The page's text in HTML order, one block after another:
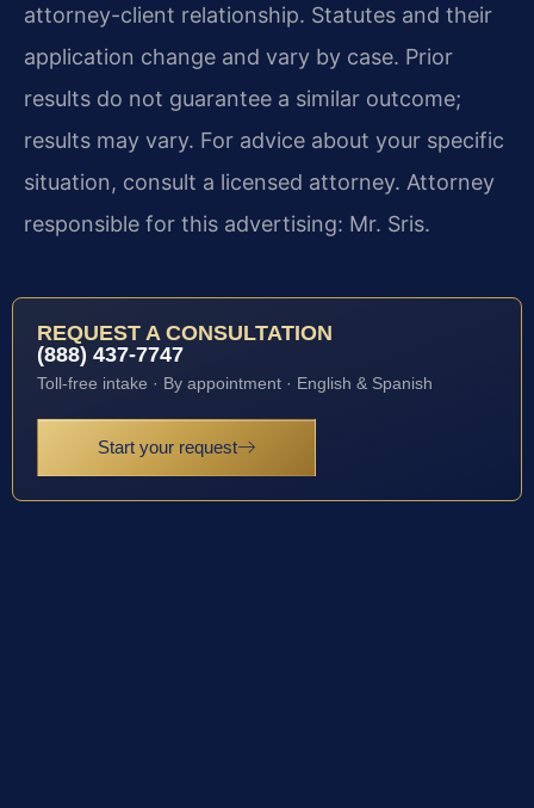
attorney-client relationship. Statutes and their
application change and vary by case. Prior
results do not guarantee a similar outcome;
results may vary. For advice about your specific
situation, consult a licensed attorney. Attorney
responsible for this advertising: Mr. Sris.
REQUEST A CONSULTATION
(888) 437-7747
Toll-free intake · By appointment · English & Spanish
Start your request